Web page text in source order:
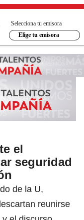
Selecciona tu emisora
Elige tu emisora
el
seguridad
de la U,
reunirse